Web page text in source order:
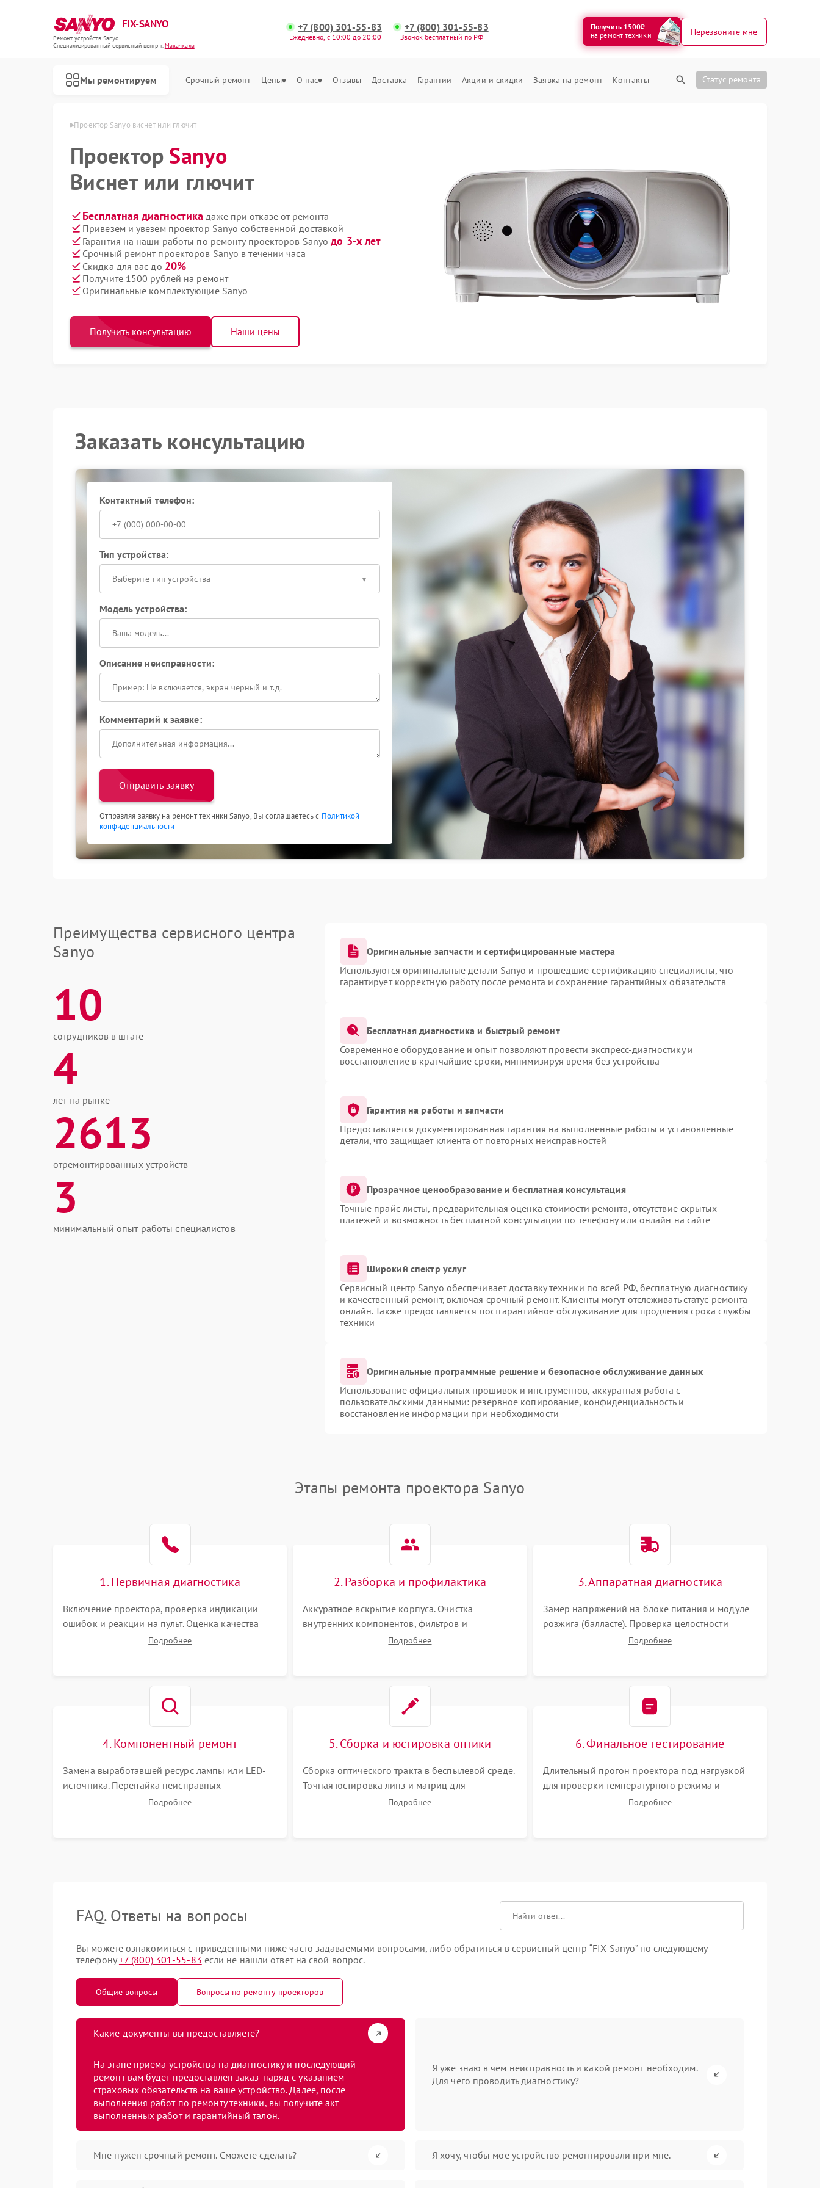
FIX-SANYO
Ремонт устройств Sanyo
Специализированный cервисный центр г.Махачкала
+7 (800) 301-55-83
Ежедневно, с 10:00 до 20:00
+7 (800) 301-55-83
Звонок бесплатный по РФ
Получить 1500₽
на ремонт техники
Перезвоните мне
Мы ремонтируем Срочный ремонт Цены О нас Отзывы Доставка Гарантии Акции и скидки Заявка на ремонт Контакты Статус ремонта
Sanyo в Махачкале Проектор Sanyo виснет или глючит
Проектор Sanyo
Виснет или глючит
Бесплатная диагностика даже при отказе от ремонта
Привезем и увезем проектор Sanyo собственной доставкой
Гарантия на наши работы по ремонту проекторов Sanyoдо 3-х лет
Срочный ремонт проекторов Sanyo в течении часа
Скидка для вас до 20%
Получите 1500 рублей на ремонт
Оригинальные комплектующие Sanyo
Получить консультацию Наши цены
Заказать консультацию
Контактный телефон:
Тип устройства:
Выберите тип устройства
Модель устройства:
Описание неисправности:
Комментарий к заявке:
Отправить заявку
Отправляя заявку на ремонт техники Sanyo, Вы соглашаетесь с Политикой
конфиденциальности
Преимущества сервисного центра
Sanyo
10
сотрудников в штате
4
лет на рынке
2613
отремонтированных устройств
3
минимальный опыт работы специалистов
Оригинальные запчасти и сертифицированные мастера
Используются оригинальные детали Sanyo и прошедшие сертификацию специалисты, что
гарантирует корректную работу после ремонта и сохранение гарантийных обязательств
Бесплатная диагностика и быстрый ремонт
Современное оборудование и опыт позволяют провести экспресс-диагностику и
восстановление в кратчайшие сроки, минимизируя время без устройства
Гарантия на работы и запчасти
Предоставляется документированная гарантия на выполненные работы и установленные
детали, что защищает клиента от повторных неисправностей
Прозрачное ценообразование и бесплатная консультация
Точные прайс-листы, предварительная оценка стоимости ремонта, отсутствие скрытых
платежей и возможность бесплатной консультации по телефону или онлайн на сайте
Широкий спектр услуг
Сервисный центр Sanyo обеспечивает доставку техники по всей РФ, бесплатную диагностику
и качественный ремонт, включая срочный ремонт. Клиенты могут отслеживать статус ремонта
онлайн. Также предоставляется постгарантийное обслуживание для продления срока службы
техники
Оригинальные программные решение и безопасное обслуживание данных
Использование официальных прошивок и инструментов, аккуратная работа с
пользовательскими данными: резервное копирование, конфиденциальность и
восстановление информации при необходимости
Этапы ремонта проектора Sanyo
1. Первичная диагностика
Включение проектора, проверка индикации
ошибок и реакции на пульт. Оценка качества
проекции, яркости лампы, наличия артефактов
Подробнее
2. Разборка и профилактика
Аккуратное вскрытие корпуса. Очистка
внутренних компонентов, фильтров и
вентиляторов от накопившейся пыли.
Подробнее
3. Аппаратная диагностика
Замер напряжений на блоке питания и модуле
розжига (балласте). Проверка целостности
цветового колеса (DLP) или поляризаторов (LCD).
Подробнее
4. Компонентный ремонт
Замена выработавшей ресурс лампы или LED-
источника. Перепайка неисправных
компонентов на платах. Замена DMD-чипа при
Подробнее
5. Сборка и юстировка оптики
Сборка оптического тракта в беспылевой среде.
Точная юстировка линз и матриц для
правильного сведения цветов и устранения
Подробнее
6. Финальное тестирование
Длительный прогон проектора под нагрузкой
для проверки температурного режима и
отсутствия перегрева. Оценка фокуса,
Подробнее
FAQ. Ответы на вопросы
Вы можете ознакомиться с приведенными ниже часто задаваемыми вопросами, либо обратиться в сервисный центр “FIX-Sanyo” по следующему
телефону+7 (800) 301-55-83 если не нашли ответ на свой вопрос.
Общие вопросы Вопросы по ремонту проекторов
Какие документы вы предоставляете?
На этапе приема устройства на диагностику и последующий
ремонт вам будет предоставлен заказ-наряд с указанием
страховых обязательств на ваше устройство. Далее, после
выполнения работ по ремонту техники, вы получите акт
выполненных работ и гарантийный талон.
Я уже знаю в чем неисправность и какой ремонт необходим.
Для чего проводить диагностику?
Мне нужен срочный ремонт. Сможете сделать? Я хочу, чтобы мое устройство ремонтировали при мне.